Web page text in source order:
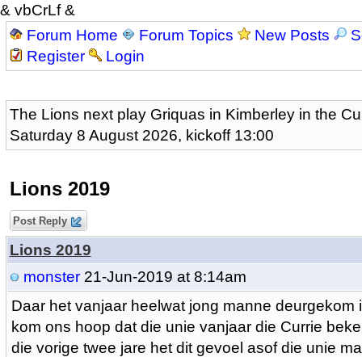
& vbCrLf &
Forum Home
Forum Topics New Posts
Register
Login
The Lions next play Griquas in Kimberley in the
Saturday 8 August 2026, kickoff 13:00
Lions 2019
Post Reply
Lions 2019
monster21-Jun-2019 at 8:14am
Daar het vanjaar heelwat jong manne deurgekom
kom ons hoop dat die unie vanjaar die Currie
die vorige twee jare het dit gevoel asof die unie